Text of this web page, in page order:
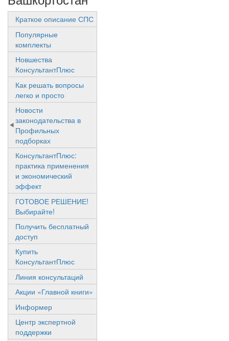
Краткое описание СПС
Популярные
комплекты
Новшества
КонсультантПлюс
Как решать вопросы
легко и просто
Новости
законодательства в
Профильных
подборках
КонсультантПлюс:
практика применения
и экономический
эффект
ГОТОВОЕ РЕШЕНИЕ!
Выбирайте!
Получить бесплатный
доступ
Купить
КонсультантПлюс
Линия консультаций
Акции «Главной книги»
Информер
Центр экспертной
поддержки